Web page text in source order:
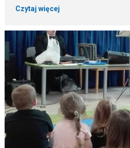
Czytaj więcej